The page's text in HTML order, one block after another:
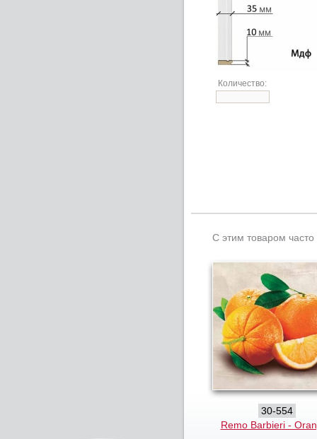
Количество:
С этим товаром часто
30-554
Remo Barbieri -